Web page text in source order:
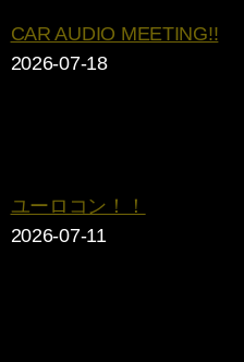
CAR AUDIO MEETING!!
2026-07-18
ユーロコン！！
2026-07-11